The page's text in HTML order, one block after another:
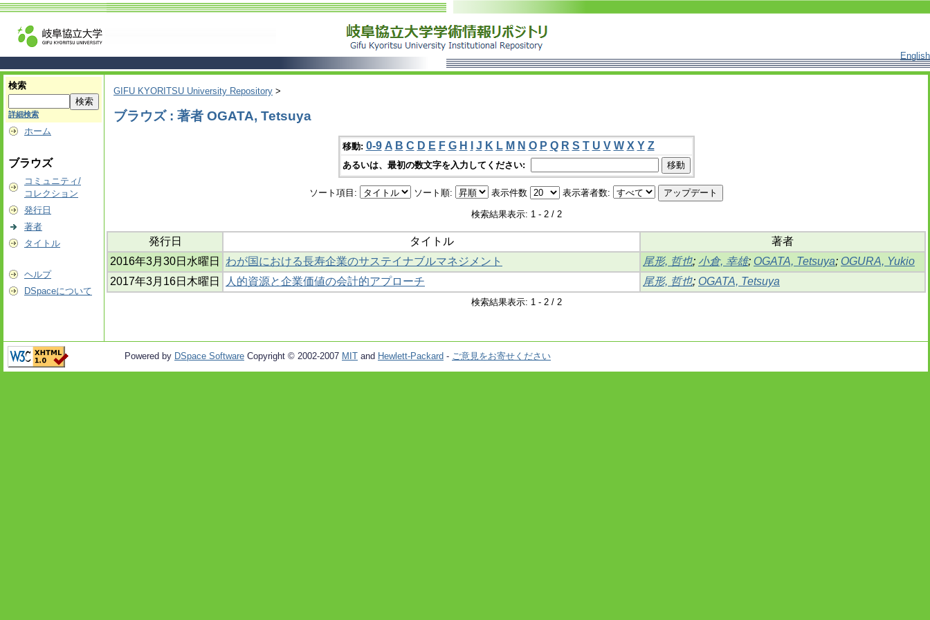
English
検索
詳細検索
ホーム
ブラウズ
コミュニティ/
コレクション
発行日
著者
タイトル
ヘルプ
DSpaceについて
GIFU KYORITSU University Repository >
ブラウズ : 著者 OGATA, Tetsuya
移動: 0-9 A B C D E F G H J K L M N O P Q R S T U V W X Y Z
あるいは、最初の数文字を入力してください:
ソート項目: ソート順: 表示件数 表示著者数:
検索結果表示: 1 - 2 / 2
発行日 タイトル
著者
2016年3月30日水曜日
わが国における長寿企業のサステイナブルマネジメント 尾形, 哲也; 小倉, 幸雄; OGATA, Tetsuya; OGURA, Yukio
2017年3月16日木曜日
人的資源と企業価値の会計的アプローチ 尾形, 哲也; OGATA, Tetsuya
検索結果表示: 1 - 2 / 2
Powered by DSpace Software Copyright © 2002-2007 MIT and Hewlett-Packard - ご意見をお寄せください